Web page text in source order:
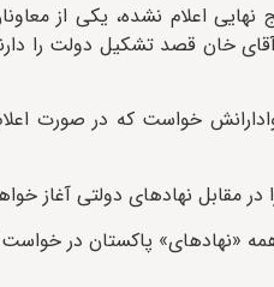
نهایی اعلام نشده، یکی از
قصد تشکیل دولت را دارند
از معاونان ارشد عمران خان روز شنبه ۲۲ بهمن از
«نهادهای» پاکستان در